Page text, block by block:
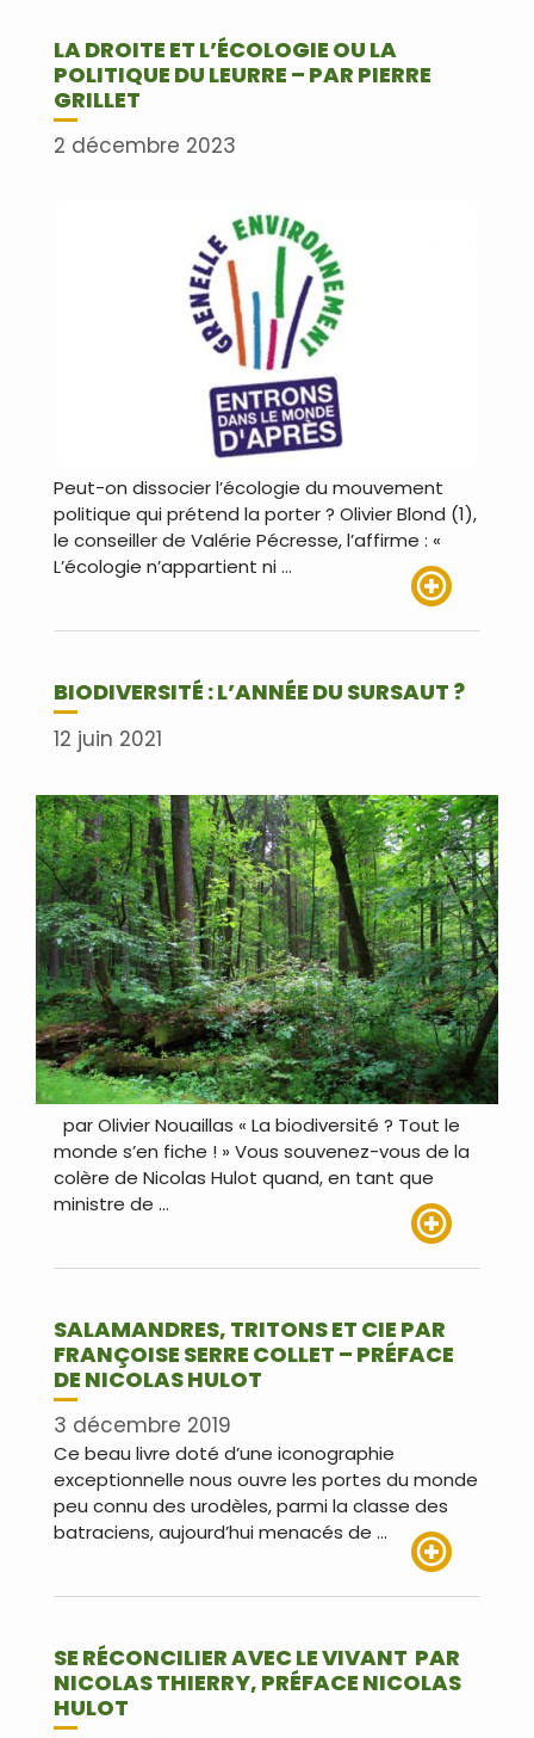
LA DROITE ET L’ÉCOLOGIE OU LA
POLITIQUE DU LEURRE – PAR PIERRE
GRILLET
2 décembre 2023
Peut-on dissocier l’écologie du mouvement
politique qui prétend la porter ? Olivier Blond (1),
le conseiller de Valérie Pécresse, l’affirme : «
L’écologie n’appartient ni …
BIODIVERSITÉ : L’ANNÉE DU SURSAUT ?
12 juin 2021
par Olivier Nouaillas « La biodiversité ? Tout le
monde s’en fiche ! » Vous souvenez-vous de la
colère de Nicolas Hulot quand, en tant que
ministre de …
SALAMANDRES, TRITONS ET CIE PAR
FRANÇOISE SERRE COLLET – PRÉFACE
DE NICOLAS HULOT
3 décembre 2019
Ce beau livre doté d’une iconographie
exceptionnelle nous ouvre les portes du monde
peu connu des urodèles, parmi la classe des
batraciens, aujourd’hui menacés de …
SE RÉCONCILIER AVEC LE VIVANT PAR
NICOLAS THIERRY, PRÉFACE NICOLAS
HULOT